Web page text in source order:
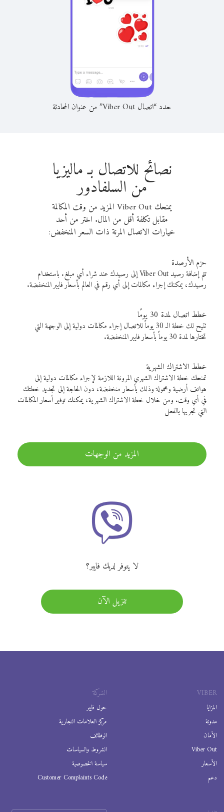
حدد “اتصال Viber Out” من عنوان المحادثة
نصائح للاتصال بـ ماليزيا
من السلفادور
يمنحك Viber Out المزيد من وقت المكالمة
مقابل تكلفة أقل من المال. اختر من أحد
خيارات الاتصال المرنة ذات السعر المنخفض:
حزم الأرصدة
تتم إضافة رصيد Viber Out إلى رصيدك عند شراء أي مبلغ. باستخدام
رصيدك، يمكنك إجراء مكالمات إلى أي رقم في العالم بأسعار فايبر المنخفضة.
خطط اتصال لمدة 30 يومًا
تتيح لك خطة الـ 30 يوماً للاتصال إجراء مكالمات دولية إلى الوجهة التي
تختارها لمدة 30 يوماً بأسعار فايبر المنخفضة.
خطط الاشتراك الشهرية
تمنحك خطة الاشتراك الشهري المرونة اللازمة لإجراء مكالمات دولية إلى
هواتف أرضية ومحمولة وذلك بأسعار منخفضة، دون الحاجة إلى تجديد خطتك
في أي وقت. ومن خلال خطة الاشتراك الشهرية، يمكنك توفير أسعار المكالمات
التي تجريها بالفعل
المزيد من الوجهات
لا يتوفر لديك فايبر؟
تنزيل الآن
VIBER
المزايا
مدونة
الأمان
Viber Out
الأسعار
دعم
الشركة
حول فايبر
مركز العلامات التجارية
الوظائف
الشروط والسياسات
سياسة الخصوصية
Customer Complaints Code